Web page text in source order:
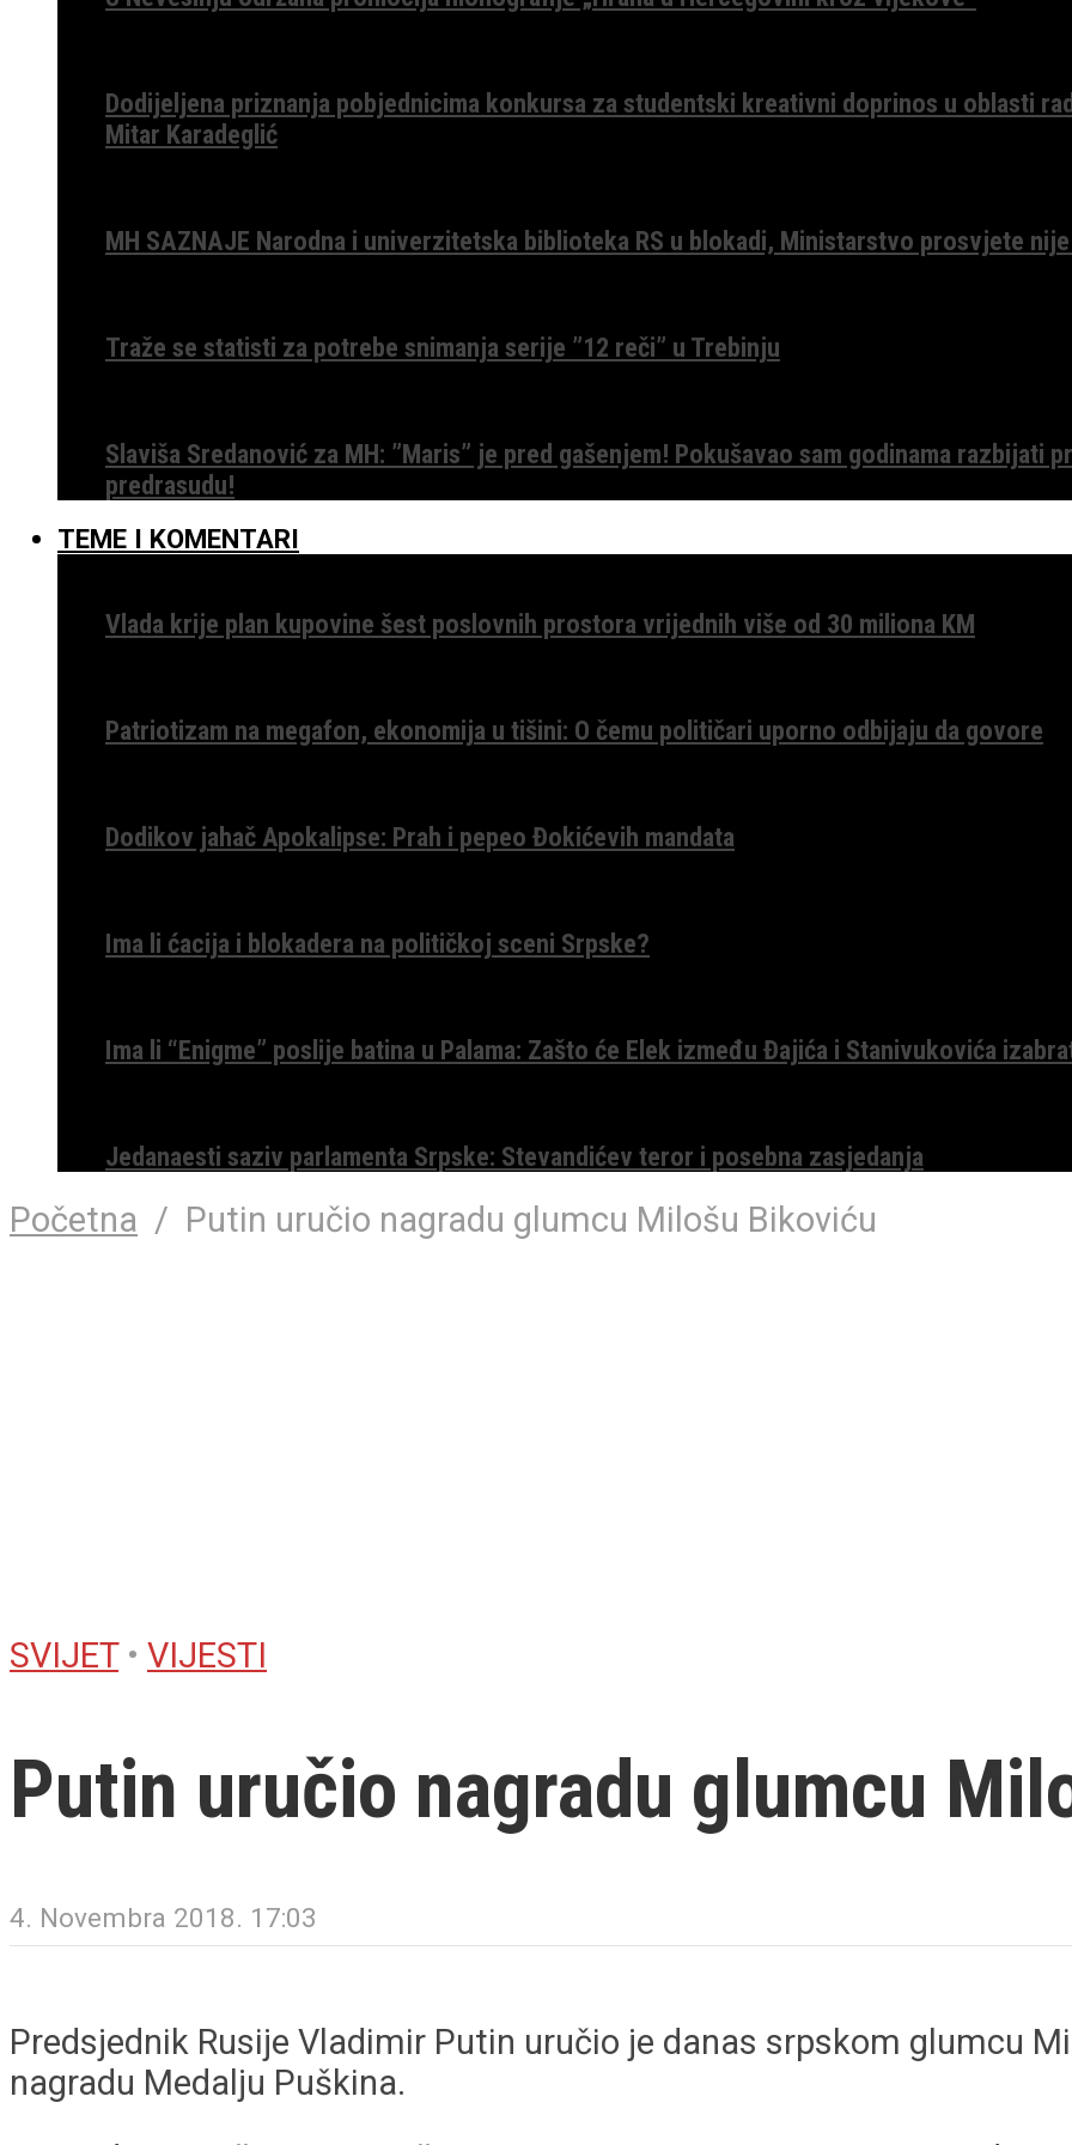
Dodijeljena priznanja pobjednicima konkursa za studentski kreativni doprinos u oblasti
Mitar Karadeglić
MH SAZNAJE Narodna i univerzitetska biblioteka RS u blokadi, Ministarstvo prosvjete nije
Traže se statisti za potrebe snimanja serije ”12 reči” u Trebinju
Slaviša Sredanović za MH: ”Maris” je pred gašenjem! Pokušavao sam godinama razbijati
predrasudu!
TEME I KOMENTARI
Vlada krije plan kupovine šest poslovnih prostora vrijednih više od 30 miliona KM
Patriotizam na megafon, ekonomija u tišini: O čemu političari uporno odbijaju da govore
Dodikov jahač Apokalipse: Prah i pepeo Đokićevih mandata
Ima li ćacija i blokadera na političkoj sceni Srpske?
Ima li “Enigme” poslije batina u Palama: Zašto će Elek između Đajića i Stanivukovića
Jedanaesti saziv parlamenta Srpske: Stevandićev teror i posebna zasjedanja
Početna / Putin uručio nagradu glumcu Milošu Bikoviću
SVIJET • VIJESTI
Putin uručio nagradu glumcu
4. Novembra 2018. 17:03
Predsjednik Rusije Vladimir Putin uručio je danas srpskom glumcu
nagradu Medalju Puškina.